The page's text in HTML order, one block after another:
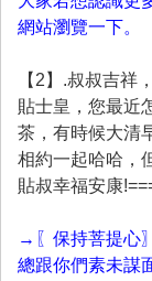
網站瀏覽一下。
【 2 】 .叔叔吉祥
貼士皇，您最近
茶，有時候大清
相約一起哈哈，
貼叔幸福安康
→ 〖保持菩提心
總跟你們素未謀